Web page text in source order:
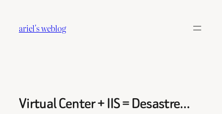
contenido
ariel's weblog
Virtual Center + IIS = Desastre…